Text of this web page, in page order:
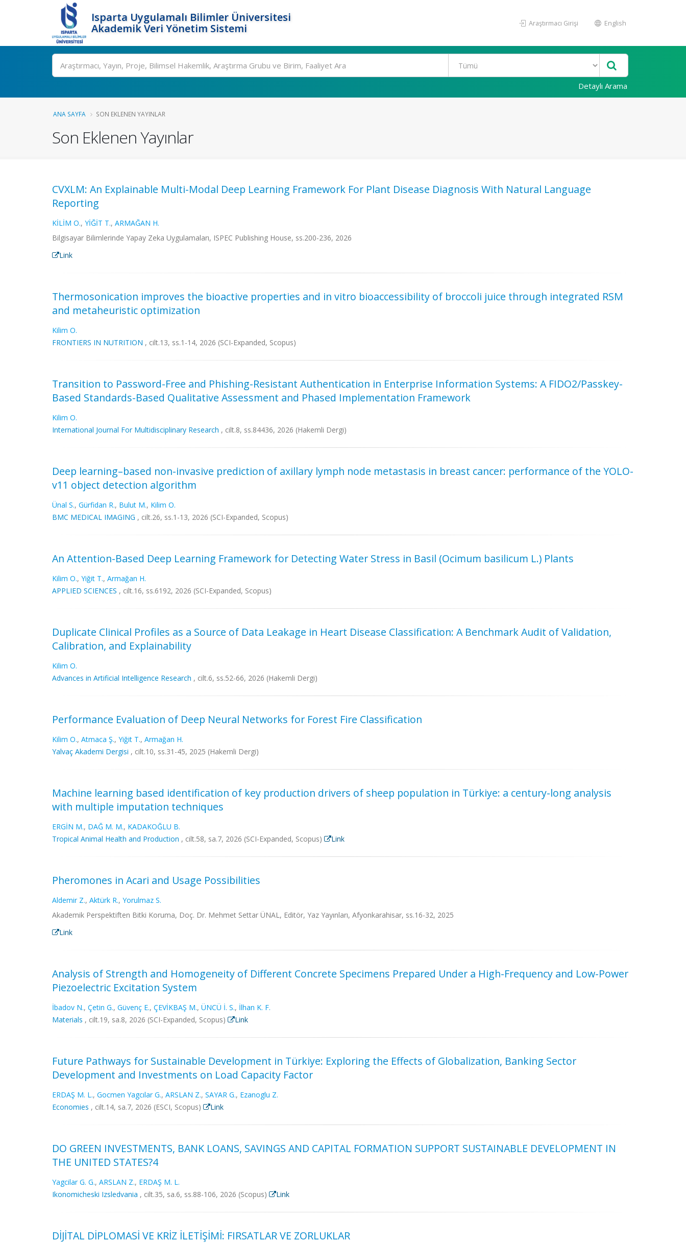
Isparta Uygulamalı Bilimler Üniversitesi
Akademik Veri Yönetim Sistemi
Araştırmacı Girişi English
Ara
Detaylı Arama
ANA SAYFA SON EKLENEN YAYINLAR
Son Eklenen Yayınlar
CVXLM: An Explainable Multi-Modal Deep Learning Framework For Plant Disease Diagnosis With Natural Language
Reporting
KİLİM O., YİĞİT T., ARMAĞAN H.
Bilgisayar Bilimlerinde Yapay Zeka Uygulamaları, ISPEC Publishing House, ss.200-236, 2026
Link
Thermosonication improves the bioactive properties and in vitro bioaccessibility of broccoli juice through integrated RSM
and metaheuristic optimization
Kilim O.
FRONTIERS IN NUTRITION , cilt.13, ss.1-14, 2026 (SCI-Expanded, Scopus)
Transition to Password-Free and Phishing-Resistant Authentication in Enterprise Information Systems: A FIDO2/Passkey-
Based Standards-Based Qualitative Assessment and Phased Implementation Framework
Kilim O.
International Journal For Multidisciplinary Research , cilt.8, ss.84436, 2026 (Hakemli Dergi)
Deep learning–based non-invasive prediction of axillary lymph node metastasis in breast cancer: performance of the YOLO-
v11 object detection algorithm
Ünal S., Gürfidan R., Bulut M., Kilim O.
BMC MEDICAL IMAGING , cilt.26, ss.1-13, 2026 (SCI-Expanded, Scopus)
An Attention-Based Deep Learning Framework for Detecting Water Stress in Basil (Ocimum basilicum L.) Plants
Kilim O., Yiğit T., Armağan H.
APPLIED SCIENCES , cilt.16, ss.6192, 2026 (SCI-Expanded, Scopus)
Duplicate Clinical Profiles as a Source of Data Leakage in Heart Disease Classification: A Benchmark Audit of Validation,
Calibration, and Explainability
Kilim O.
Advances in Artificial Intelligence Research , cilt.6, ss.52-66, 2026 (Hakemli Dergi)
Performance Evaluation of Deep Neural Networks for Forest Fire Classification
Kilim O., Atmaca Ş., Yiğit T., Armağan H.
Yalvaç Akademi Dergisi , cilt.10, ss.31-45, 2025 (Hakemli Dergi)
Machine learning based identification of key production drivers of sheep population in Türkiye: a century-long analysis
with multiple imputation techniques
ERGİN M., DAĞ M. M., KADAKOĞLU B.
Tropical Animal Health and Production , cilt.58, sa.7, 2026 (SCI-Expanded, Scopus) Link
Pheromones in Acari and Usage Possibilities
Aldemir Z., Aktürk R., Yorulmaz S.
Akademik Perspektiften Bitki Koruma, Doç. Dr. Mehmet Settar ÜNAL, Editör, Yaz Yayınları, Afyonkarahisar, ss.16-32, 2025
Link
Analysis of Strength and Homogeneity of Different Concrete Specimens Prepared Under a High-Frequency and Low-Power
Piezoelectric Excitation System
İbadov N., Çetin G., Güvenç E., ÇEVİKBAŞ M., ÜNCÜ İ. S., İlhan K. F.
Materials , cilt.19, sa.8, 2026 (SCI-Expanded, Scopus) Link
Future Pathways for Sustainable Development in Türkiye: Exploring the Effects of Globalization, Banking Sector
Development and Investments on Load Capacity Factor
ERDAŞ M. L., Gocmen Yagcılar G., ARSLAN Z., SAYAR G., Ezanoglu Z.
Economies , cilt.14, sa.7, 2026 (ESCI, Scopus) Link
DO GREEN INVESTMENTS, BANK LOANS, SAVINGS AND CAPITAL FORMATION SUPPORT SUSTAINABLE DEVELOPMENT IN
THE UNITED STATES?4
Yagcilar G. G., ARSLAN Z., ERDAŞ M. L.
Ikonomicheski Izsledvania , cilt.35, sa.6, ss.88-106, 2026 (Scopus) Link
DİJİTAL DİPLOMASİ VE KRİZ İLETİŞİMİ: FIRSATLAR VE ZORLUKLAR